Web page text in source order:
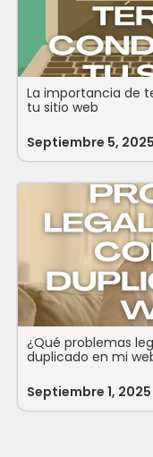
La importancia de
tu sitio web
Septiembre 5, 2025
¿Qué problemas
duplicado en mi
Septiembre 1, 2025